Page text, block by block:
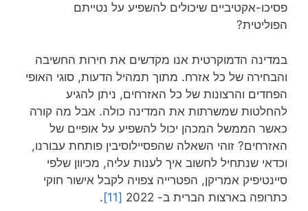
פסיכו-אקטיביים שיכולים להשפיע על נטייתם
הפוליטית?
במדינה הדמוקרטית אנו מקדשים את חירות החשיבה
והבחירה של כל אזרח. מתוך תמהיל הדעות, סוגי האופי
הפחדים והרצונות של כל האזרחים, ניתן להגיע
להחלטות שמשרתות את המדינה כולה. אבל מה קורה
כאשר הממשל המכהן יכול להשפיע על אופיים של
האזרחים? זוהי השאלה שהפסיילוסיבין פותחת עבורנו,
וכדאי שנתחיל לחשוב איך לענות עליה, מכיוון שלפי
סיינטיפיק אמריקן, הפטרייה צפויה לקבל אישור חוקי
כתרופה בארצות הברית ב- 2022
[11]
.